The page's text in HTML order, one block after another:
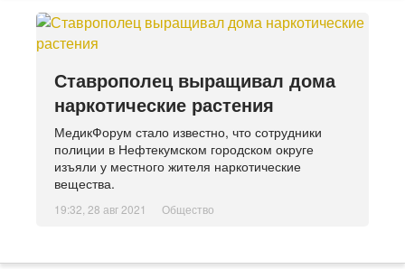
Ставрополец выращивал дома
наркотические растения
МедикФорум стало известно, что сотрудники
полиции в Нефтекумском городском округе
изъяли у местного жителя наркотические
вещества.
19:32, 28 авг 2021 Общество